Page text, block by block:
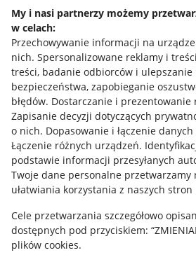
My i nasi partnerzy możemy
w celach:
Przechowywanie informacji na
nich. Spersonalizowane reklamy i
treści, badanie odbiorców i ulepszanie
bezpieczeństwa, zapobieganie
błędów. Dostarczanie i prezentowanie
Zapisanie decyzji dotyczących
o nich. Dopasowanie i łączenie
Łączenie różnych urządzeń.
podstawie informacji przesyłanych
Twoje dane personalne przetwarzamy
ułatwiania korzystania z naszych stron
Cele przetwarzania szczegółowo
dostępnych pod przyciskiem:
plików cookies.
Allegro Gadane dla sprzedających
Allegro Gadane dla kupujących
Mapa miejscowości
Informacje prawne
Regulamin
Polityka plików "cookies"
Ustawienia plików "cookies"
Udostępnianie lokalizacji
Informacje dla Aktu o Usługach